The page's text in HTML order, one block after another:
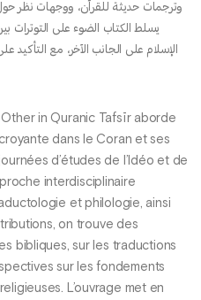
وترجمات حديثة للقرآن، ووجهات نظر
يسلط الكتاب الضوء على التوترات
الإسلام على الجانب الآخر، مع التأكيد
in Quranic Tafsīr aborde
dans le Coran et ses
d’études de l’Idéo et de
interdisciplinaire
et philologie, ainsi
on trouve des
bibliques, sur les traductions
sur les fondements
L’ouvrage met en